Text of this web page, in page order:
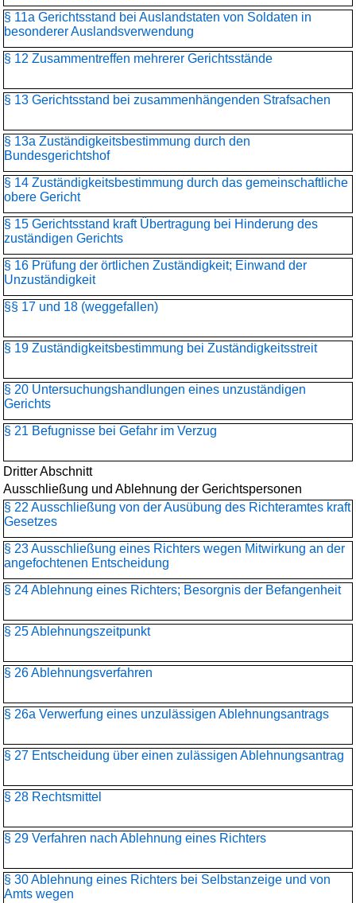
§ 11a Gerichtsstand bei Auslandstaten von Soldaten in
besonderer Auslandsverwendung
§ 12 Zusammentreffen mehrerer Gerichtsstände
§ 13 Gerichtsstand bei zusammenhängenden Strafsachen
§ 13a Zuständigkeitsbestimmung durch den
Bundesgerichtshof
§ 14 Zuständigkeitsbestimmung durch das gemeinschaftliche
obere Gericht
§ 15 Gerichtsstand kraft Übertragung bei Hinderung des
zuständigen Gerichts
§ 16 Prüfung der örtlichen Zuständigkeit; Einwand der
Unzuständigkeit
§§ 17 und 18 (weggefallen)
§ 19 Zuständigkeitsbestimmung bei Zuständigkeitsstreit
§ 20 Untersuchungshandlungen eines unzuständigen
Gerichts
§ 21 Befugnisse bei Gefahr im Verzug
Dritter Abschnitt
Ausschließung und Ablehnung der Gerichtspersonen
§ 22 Ausschließung von der Ausübung des Richteramtes kraft
Gesetzes
§ 23 Ausschließung eines Richters wegen Mitwirkung an der
angefochtenen Entscheidung
§ 24 Ablehnung eines Richters; Besorgnis der Befangenheit
§ 25 Ablehnungszeitpunkt
§ 26 Ablehnungsverfahren
§ 26a Verwerfung eines unzulässigen Ablehnungsantrags
§ 27 Entscheidung über einen zulässigen Ablehnungsantrag
§ 28 Rechtsmittel
§ 29 Verfahren nach Ablehnung eines Richters
§ 30 Ablehnung eines Richters bei Selbstanzeige und von
Amts wegen